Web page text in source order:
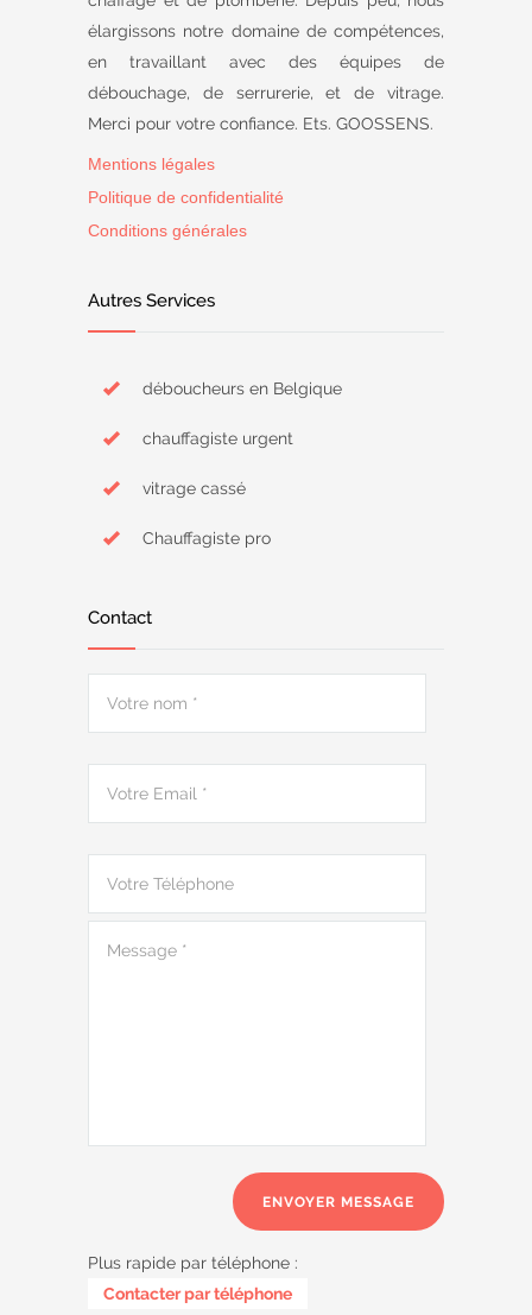
élargissons notre domaine de compétences,
en travaillant avec des équipes de
débouchage, de serrurerie, et de vitrage.
Merci pour votre confiance. Ets. GOOSSENS.
Mentions légales
Politique de confidentialité
Conditions générales
Autres Services
déboucheurs en Belgique
chauffagiste urgent
vitrage cassé
Chauffagiste pro
Contact
Plus rapide par téléphone :
0485 58 62 32
Contacter par téléphone